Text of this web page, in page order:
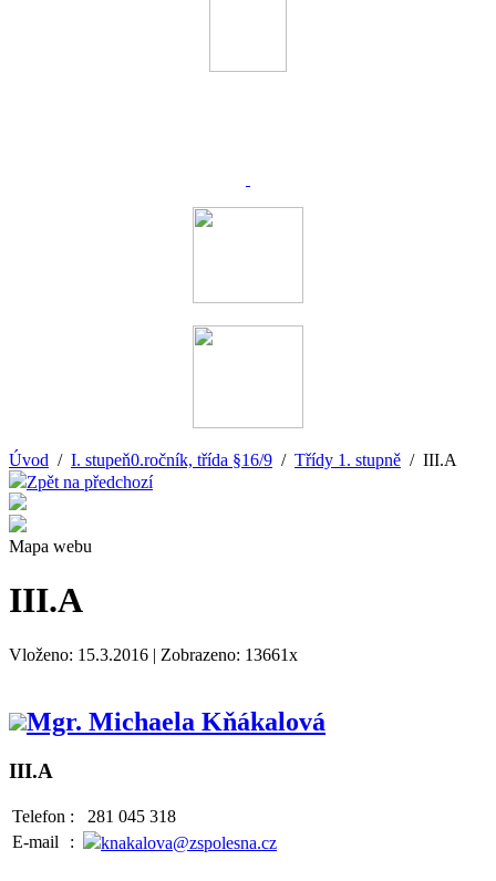
Úvod / I. stupeň0.ročník, třída §16/9 / Třídy 1. stupně / III.A
Zpět na předchozí
Mapa webu
III.A
Vloženo: 15.3.2016 | Zobrazeno: 13661x
Mgr. Michaela Kňákalová
III.A
Telefon :
281 045 318
E-mail
: knakalova@zspolesna.cz